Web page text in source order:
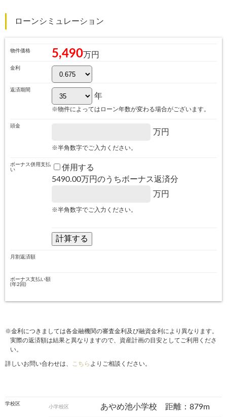
ローンシミュレーション
物件価格 5,490万円
金利
返済期間
年
※物件によってはローン年数が変わる場合がございます。
頭金
万円
※半角数字でご入力ください。
ボーナス併用支払
い
併用する
5490.00万円のうちボーナス返済分
万円
※半角数字でご入力ください。
月割返済額
ボーナス支払い額
(年2回)
※金利につきましては各金融機関の審査金利及び融資金利により異なります。
実際の返済額は結果と異なりますので、資産計画の目安としてご利用くださ
い。
詳しいお問い合わせは、 こちら よりご相談ください。
学校区
小学校区 あやめ池小学校 距離：879m